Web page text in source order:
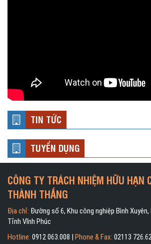
TIN TỨC
TUYỂN DỤNG
CÔNG TY TRÁCH NHIỆM HỮU HẠN
THÀNH THẮNG
Địa chỉ: Đường số 6, Khu công nghiệp Bình Xuyên,
Tỉnh Vĩnh Phúc
Hotline: 0912 063.008 | Phone & Fax: 02113